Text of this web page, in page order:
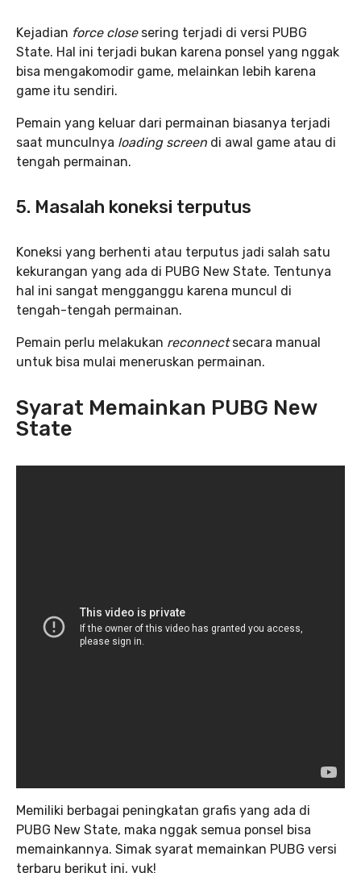
Kejadian force close sering terjadi di versi PUBG
State. Hal ini terjadi bukan karena ponsel yang nggak
bisa mengakomodir game, melainkan lebih karena
game itu sendiri.
Pemain yang keluar dari permainan biasanya terjadi
saat munculnya loading screen di awal game atau di
tengah permainan.
5. Masalah koneksi terputus
Koneksi yang berhenti atau terputus jadi salah satu
kekurangan yang ada di PUBG New State. Tentunya
hal ini sangat mengganggu karena muncul di
tengah-tengah permainan.
Pemain perlu melakukan reconnectsecara manual
untuk bisa mulai meneruskan permainan.
Syarat Memainkan PUBG New
State
Memiliki berbagai peningkatan grafis yang ada di
PUBG New State, maka nggak semua ponsel bisa
memainkannya. Simak syarat memainkan PUBG versi
terbaru berikut ini, yuk!